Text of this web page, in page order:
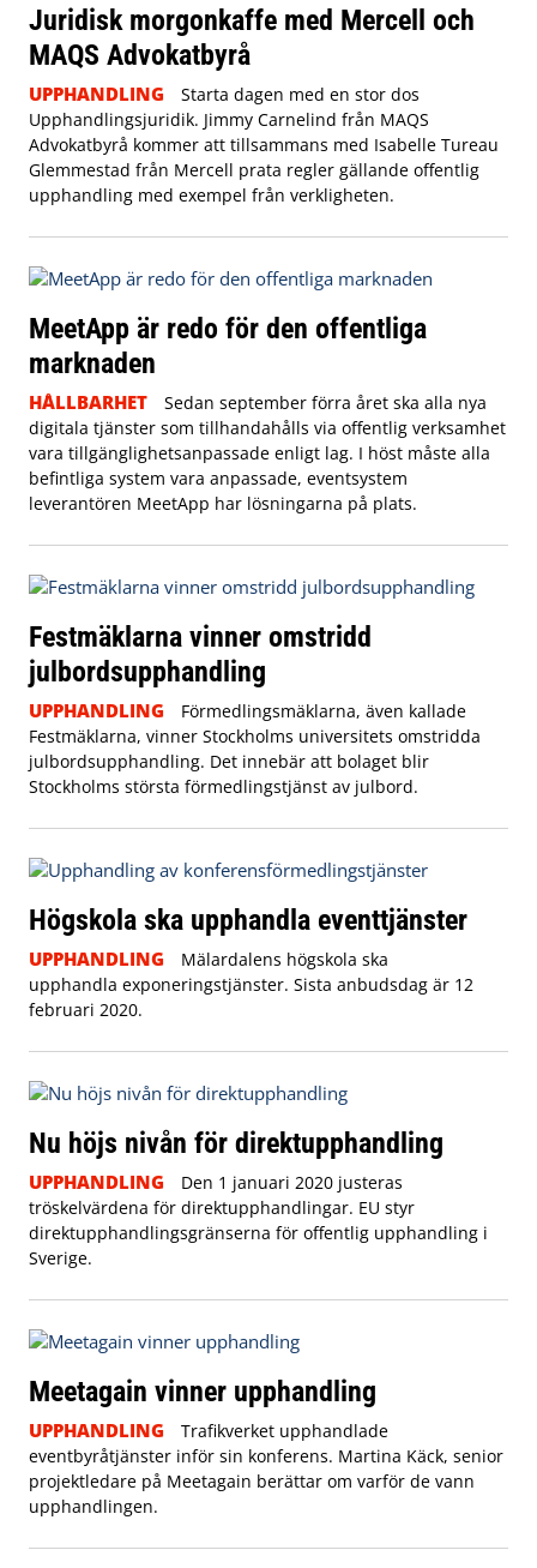
Juridisk morgonkaffe med Mercell och
MAQS Advokatbyrå
UPPHANDLING
Starta dagen med en stor dos
Upphandlingsjuridik. Jimmy Carnelind från MAQS
Advokatbyrå kommer att tillsammans med Isabelle Tureau
Glemmestad från Mercell prata regler gällande offentlig
upphandling med exempel från verkligheten.
MeetApp är redo för den offentliga
marknaden
HÅLLBARHET
Sedan september förra året ska alla nya
digitala tjänster som tillhandahålls via offentlig verksamhet
vara tillgänglighetsanpassade enligt lag. I höst måste alla
befintliga system vara anpassade, eventsystem
leverantören MeetApp har lösningarna på plats.
Festmäklarna vinner omstridd
julbordsupphandling
UPPHANDLING
Förmedlingsmäklarna, även kallade
Festmäklarna, vinner Stockholms universitets omstridda
julbordsupphandling. Det innebär att bolaget blir
Stockholms största förmedlingstjänst av julbord.
Högskola ska upphandla eventtjänster
UPPHANDLING
Mälardalens högskola ska
upphandla exponeringstjänster. Sista anbudsdag är 12
februari 2020.
Nu höjs nivån för direktupphandling
UPPHANDLING
Den 1 januari 2020 justeras
tröskelvärdena för direktupphandlingar. EU styr
direktupphandlingsgränserna för offentlig upphandling i
Sverige.
Meetagain vinner upphandling
UPPHANDLING
Trafikverket upphandlade
eventbyråtjänster inför sin konferens. Martina Käck, senior
projektledare på Meetagain berättar om varför de vann
upphandlingen.